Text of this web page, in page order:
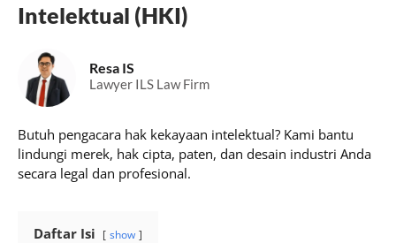
Intelektual (HKI)
Resa IS
Lawyer ILS Law Firm
Butuh pengacara hak kekayaan intelektual? Kami bantu
lindungi merek, hak cipta, paten, dan desain industri Anda
secara legal dan profesional.
Daftar Isi show